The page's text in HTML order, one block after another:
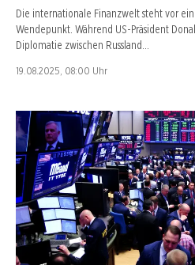
Die internationale Finanzwelt steht vor
Wendepunkt. Während US-Präsident
Diplomatie zwischen Russland…
19.08.2025, 08:00 Uhr